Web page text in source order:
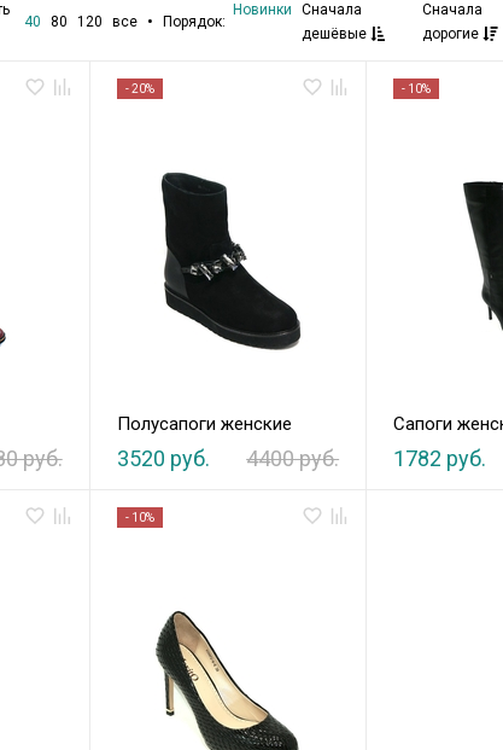
40 80 120 все • Порядок:
Новинки
Сначала
дешёвые
Сначала
дорогие
руб.
- 20%
Полусапоги женские
3520 руб. 4400 руб.
- 10%
Сапоги
1782 руб.
- 10%